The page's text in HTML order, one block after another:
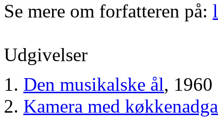
Se mere om forfatteren på:
Udgivelser
Den musikalske ål, 1960
Kamera med